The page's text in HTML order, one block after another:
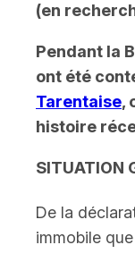
(en
Pendant la
ont été
Tarentaise,
histoire
SITUATION
De la
immobile